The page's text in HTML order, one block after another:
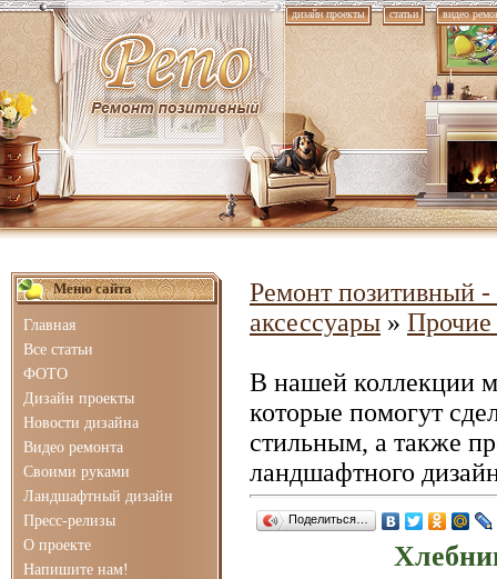
дизайн проекты статьи видео
Меню сайта
Главная
Все статьи
ФОТО
Дизайн проекты
Новости дизайна
Видео ремонта
Своими руками
Ландшафтный дизайн
Пресс-релизы
О проекте
Напишите нам!
Ремонт позитивный -
аксессуары » Прочие
В нашей коллекции
которые помогут
стильным, а также
ландшафтного
Поделиться…